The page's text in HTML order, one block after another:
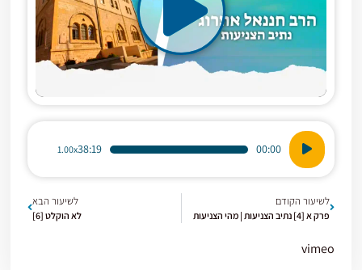
נגן
אודיו
00:00
38:19
1.00x
לשיעור הקודם
פרק א [4] נתיב הצניעות | מהי הצניעות
לשיעור הבא
לא הוקלט [6]
vimeo